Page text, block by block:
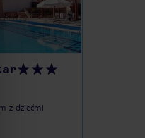
z dziećmi